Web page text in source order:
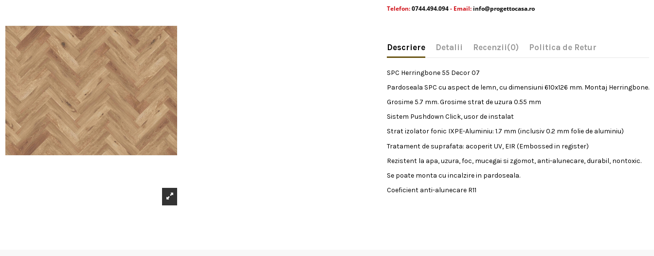
Telefon:0744.494.094- Email: info@progettocasa.ro
Descriere Detalii Recenzii(0) Politica de Retur
SPC Herringbone 55 Decor 07
Pardoseala SPC cu aspect de lemn, cu dimensiuni 610x126 mm. Montaj Herringbone.
Grosime 5.7 mm. Grosime strat de uzura 0.55 mm
Sistem Pushdown Click, usor de instalat
Strat izolator fonic IXPE-Aluminiu: 1.7 mm (inclusiv 0.2 mm folie de aluminiu)
Tratament de suprafata: acoperit UV, EIR (Embossed in register)
Rezistent la apa, uzura, foc, mucegai si zgomot, anti-alunecare, durabil, nontoxic.
Se poate monta cu incalzire in pardoseala.
Coeficient anti-alunecare R11